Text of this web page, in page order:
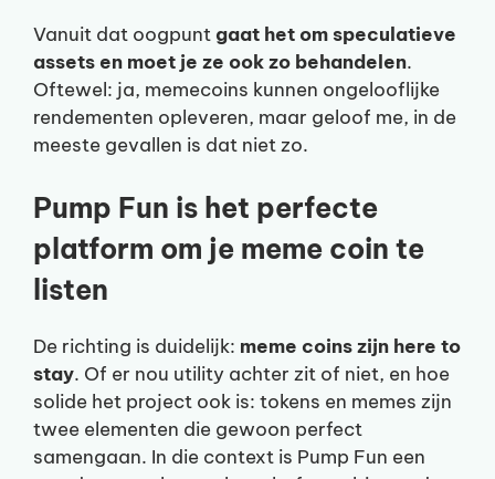
Vanuit dat oogpunt gaat het om speculatieve
assets en moet je ze ook zo behandelen.
Oftewel: ja, memecoins kunnen ongelooflijke
rendementen opleveren, maar geloof me, in de
meeste gevallen is dat niet zo.
Pump Fun is het perfecte
platform om je meme coin te
listen
De richting is duidelijk: meme coins zijn here to
stay. Of er nou utility achter zit of niet, en hoe
solide het project ook is: tokens en memes zijn
twee elementen die gewoon perfect
samengaan. In die context is Pump Fun een